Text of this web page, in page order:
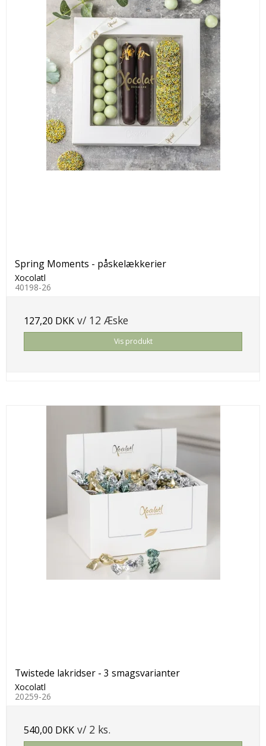
Spring Moments - påskelækkerier
Xocolatl
40198-26
127,20 DKK v/ 12 Æske
Vis produkt
Twistede lakridser - 3 smagsvarianter
Xocolatl
20259-26
540,00 DKK v/ 2 ks.